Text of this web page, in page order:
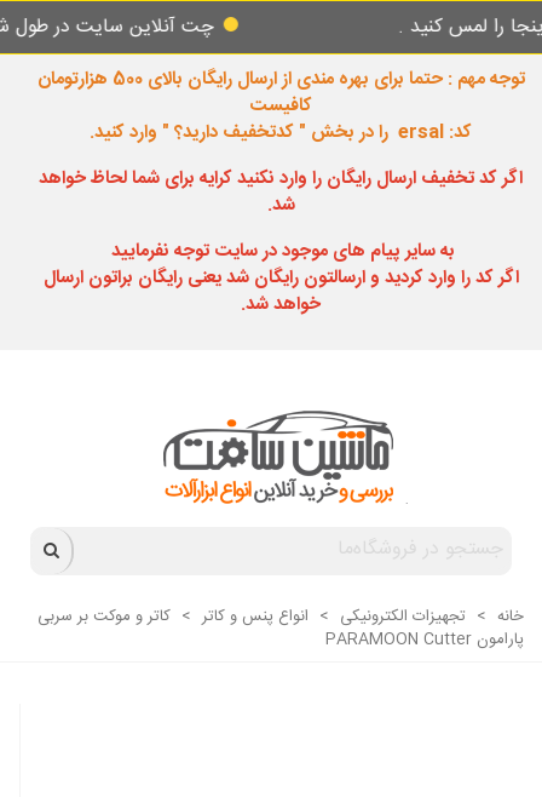
کنید . چت آنلاین سایت در طول شبانه
توجه مهم : حتما برای بهره مندی از ارسال رایگان بالای 500 هزارتومان
کافیست
کد: ersal را در بخش " کدتخفیف دارید؟ " وارد کنید.
اگر کد تخفیف ارسال رایگان را وارد نکنید کرایه برای شما لحاظ خواهد
شد.
به سایر پیام های موجود در سایت توجه نفرمایید
اگر کد را وارد کردید و ارسالتون رایگان شد یعنی رایگان براتون ارسال
خواهد شد.
خانه > تجهیزات الکترونیکی > انواع پنس و کاتر > کاتر و موکت بر سربی
پارامون PARAMOON Cutter